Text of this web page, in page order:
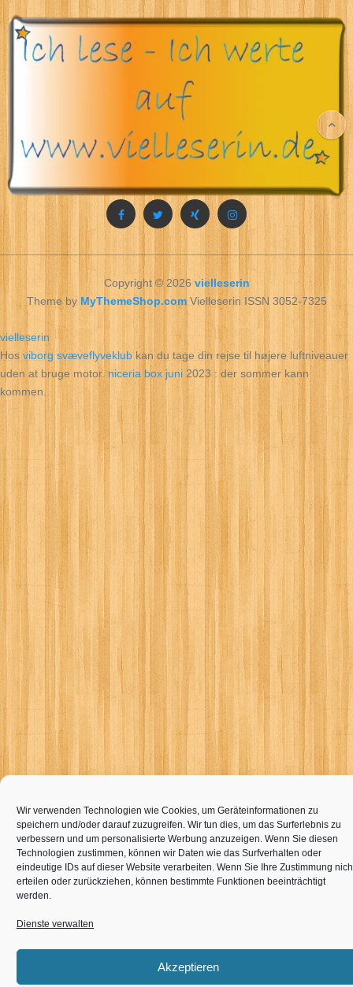
Copyright © 2026vielleserin
Theme by MyThemeShop.comVielleserin ISSN 3052-7325
vielleserin
Wir verwenden Technologien wie Cookies, um Geräteinformationen zu
speichern und/oder darauf zuzugreifen. Wir tun dies, um das Surferlebnis zu
verbessern und um personalisierte Werbung anzuzeigen. Wenn Sie diesen
Technologien zustimmen, können wir Daten wie das Surfverhalten oder
eindeutige IDs auf dieser Website verarbeiten. Wenn Sie Ihre Zustimmung
erteilen oder zurückziehen, können bestimmte Funktionen beeinträchtigt
werden.
Dienste verwalten
Akzeptieren
Hosviborg svæveflyveklubkan du tage din rejse til højere luftniveauer
uden at bruge motor.niceria box juni2023 : der sommer kann
kommen.